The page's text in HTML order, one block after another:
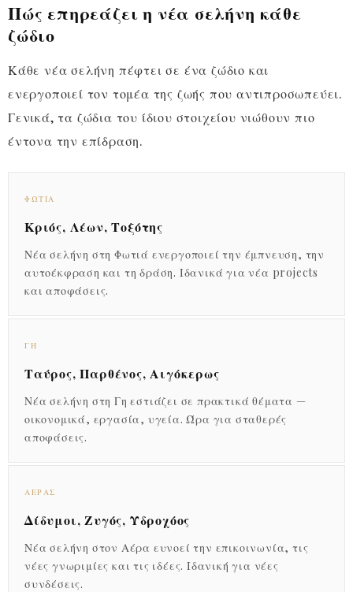
Πώς επηρεάζει η νέα σελήνη κάθε
ζώδιο
Κάθε νέα σελήνη πέφτει σε ένα ζώδιο και
ενεργοποιεί τον τομέα της ζωής που αντιπροσωπεύει.
Γενικά, τα ζώδια του ίδιου στοιχείου νιώθουν πιο
έντονα την επίδραση.
ΦΩΤΙΆ
Κριός, Λέων, Τοξότης
Νέα σελήνη στη Φωτιά ενεργοποιεί την έμπνευση, την
αυτοέκφραση και τη δράση. Ιδανικά για νέα projects
και αποφάσεις.
ΓΗ
Ταύρος, Παρθένος, Αιγόκερως
Νέα σελήνη στη Γη εστιάζει σε πρακτικά θέματα —
οικονομικά, εργασία, υγεία. Ώρα για σταθερές
αποφάσεις.
ΑΈΡΑΣ
Δίδυμοι, Ζυγός, Υδροχόος
Νέα σελήνη στον Αέρα ευνοεί την επικοινωνία, τις
νέες γνωριμίες και τις ιδέες. Ιδανική για νέες
συνδέσεις.